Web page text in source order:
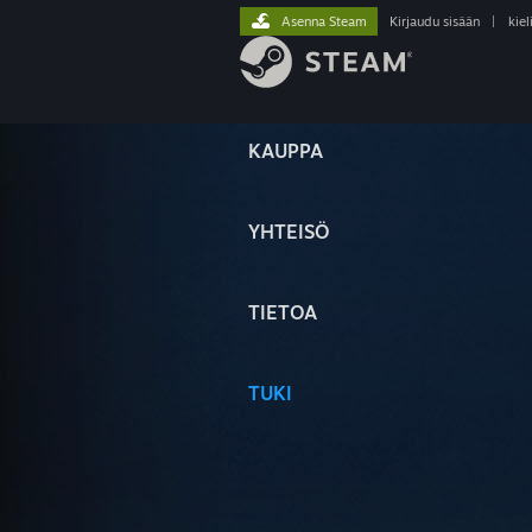
KAUPPA
YHTEISÖ
TIETOA
TUKI
Asenna Steam Kirjaudu sisään kieli